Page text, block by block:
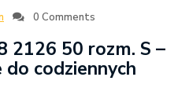
0 Comments
2126 50 rozm. S –
codziennych